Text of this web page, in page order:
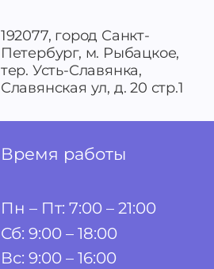
192077, город Санкт-
Петербург, м. Рыбацкое,
тер. Усть-Славянка,
Славянская ул, д. 20 стр.1
Время работы
Пн – Пт: 7:00 – 21:00
Сб: 9:00 – 18:00
Вс: 9:00 – 16:00